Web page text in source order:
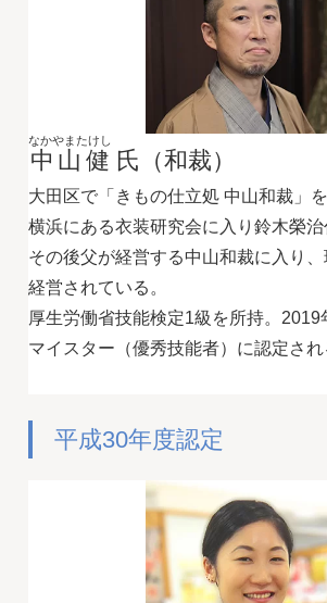
中山健
なかやまたけし
氏（和裁）
大田区で「きもの仕立処 中山和裁」
横浜にある衣装研究会に入り鈴木榮治
その後父が経営する中山和裁に入り
経営されている。
厚生労働省技能検定1級を所持。2019
マイスター（優秀技能者）に認定され
平成30年度認定